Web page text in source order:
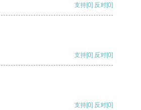
支持[0] 反对[0]
支持[0] 反对[0]
支持[0] 反对[0]